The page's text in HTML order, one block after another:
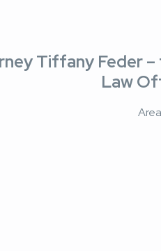
Tiffany Feder
Law